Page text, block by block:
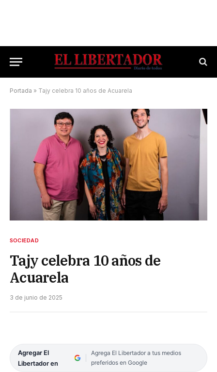
Portada » Tajy celebra 10 años de Acuarela
SOCIEDAD
Tajy celebra 10 años de
Acuarela
3 de junio de 2025
Agregar El
Libertador en
Agrega El Libertador a tus medios
preferidos en Google